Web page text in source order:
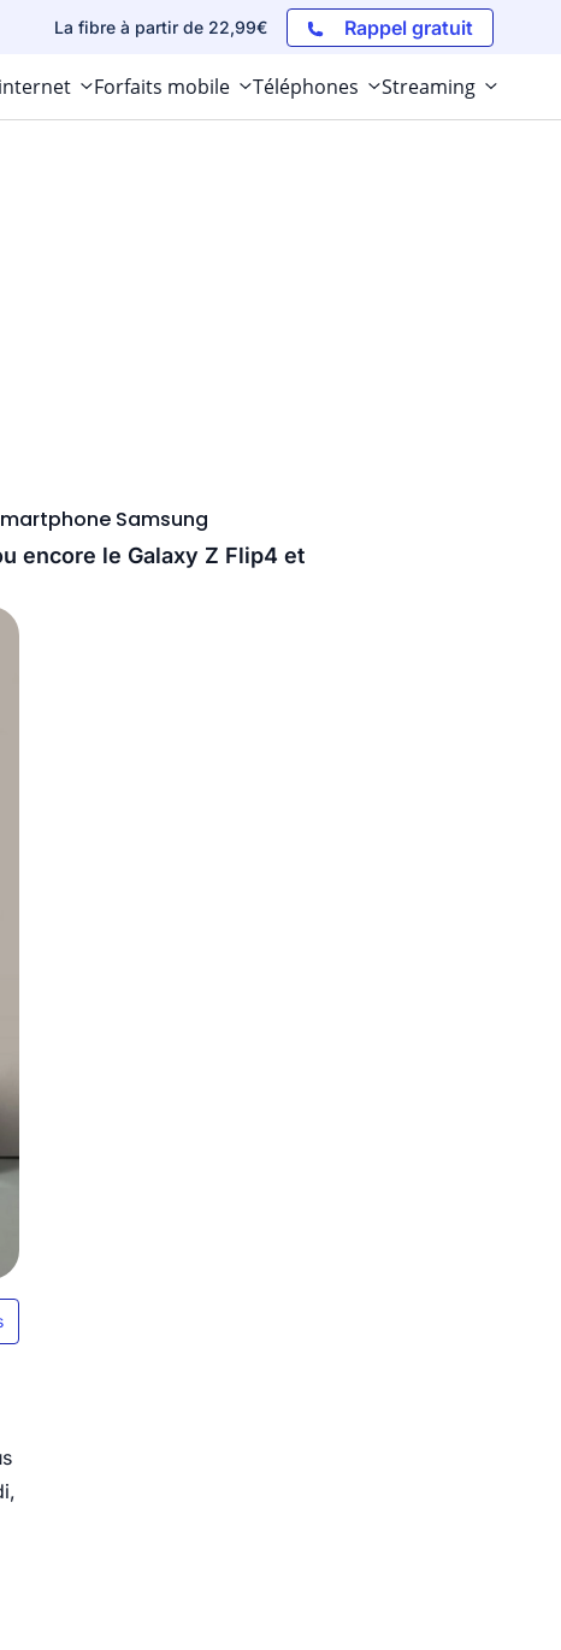
La fibre à partir de 22,99€ Rappel gratuit
Forfaits mobile Téléphones Streaming
Samsung
encore le Galaxy Z Flip4 et